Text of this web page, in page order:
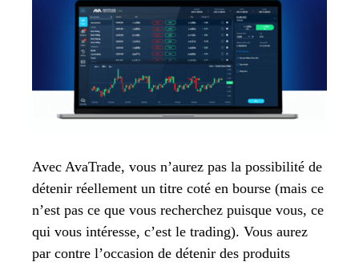
Avec AvaTrade, vous n’aurez pas la possibilité de
détenir réellement un titre coté en bourse (mais ce
n’est pas ce que vous recherchez puisque vous, ce
qui vous intéresse, c’est le trading). Vous aurez
par contre l’occasion de détenir des produits